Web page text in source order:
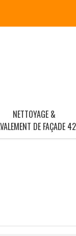
NETTOYAGE &
DE FAÇADE 42